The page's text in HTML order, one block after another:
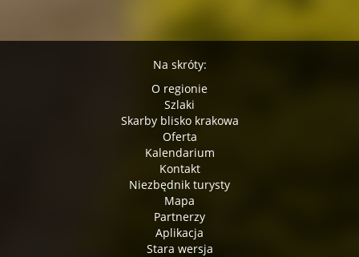
Na skróty:
O regionie
Szlaki
Skarby blisko krakowa
Oferta
Kalendarium
Kontakt
Niezbędnik turysty
Mapa
Partnerzy
Aplikacja
Stara wersja